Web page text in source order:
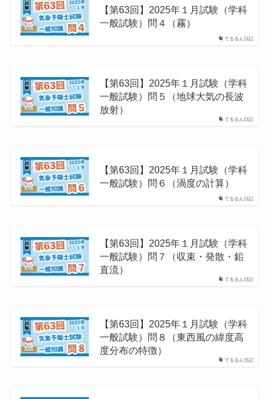
てるるん日記
【第63回】2025年１月試験（学科
一般試験）問４（霧）
てるるん日記
【第63回】2025年１月試験（学科
一般試験）問５（地球大気の長波
放射）
てるるん日記
【第63回】2025年１月試験（学科
一般試験）問６（渦度の計算）
てるるん日記
【第63回】2025年１月試験（学科
一般試験）問７（収束・発散・鉛
直流）
てるるん日記
【第63回】2025年１月試験（学科
一般試験）問８（東西風の緯度高
度分布の特徴）